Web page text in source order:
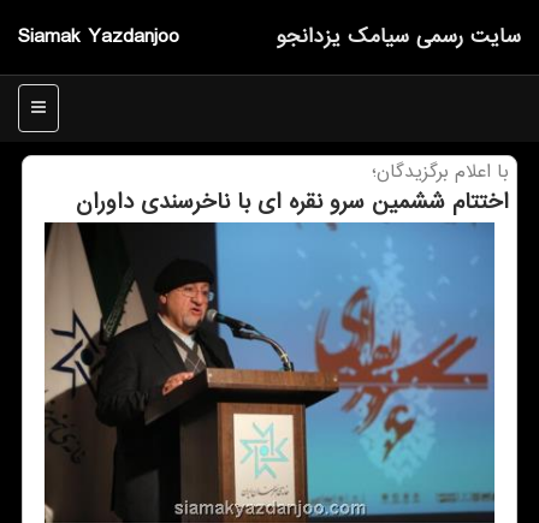
Siamak Yazdanjoo سایت رسمی سیامك یزدانجو
منو
با اعلام برگزیدگان؛
اختتام ششمین سرو نقره ای با ناخرسندی داوران